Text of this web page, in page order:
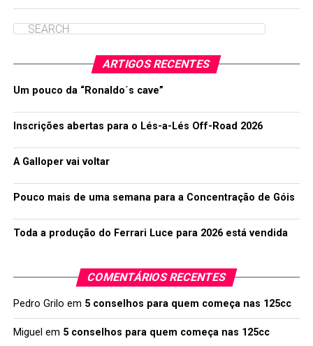
ARTIGOS RECENTES
Um pouco da “Ronaldo´s cave”
Inscrições abertas para o Lés-a-Lés Off-Road 2026
A Galloper vai voltar
Pouco mais de uma semana para a Concentração de Góis
Toda a produção do Ferrari Luce para 2026 está vendida
COMENTÁRIOS RECENTES
Pedro Grilo em 5 conselhos para quem começa nas 125cc
Miguel em 5 conselhos para quem começa nas 125cc